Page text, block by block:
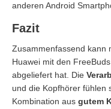
anderen Android
Fazit
Zusammenfassend kann
Huawei mit den
abgeliefert hat. Die
und die Kopfhörer fühlen
Kombination aus gutem